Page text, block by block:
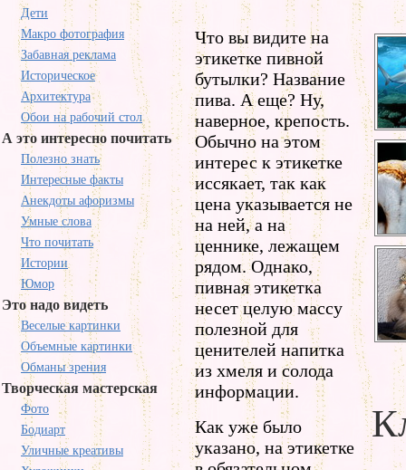
Дети
Макро фотография
Забавная реклама
Историческое
Архитектура
Обои на рабочий стол
А это интересно почитать
Полезно знать
Интересные факты
Анекдоты афоризмы
Умные слова
Что почитать
Истории
Юмор
Это надо видеть
Веселые картинки
Объемные картинки
Обманы зрения
Творческая мастерская
Фото
Бодиарт
Уличные креативы
Что вы видите на
этикетке пивной
бутылки? Название
пива. А еще? Ну,
наверное, крепость.
Обычно на этом
интерес к этикетке
иссякает, так как
цена указывается не
на ней, а на
ценнике, лежащем
рядом. Однако,
пивная этикетка
несет целую массу
полезной для
ценителей напитка
из хмеля и солода
информации.
Как уже было
указано, на этикетке